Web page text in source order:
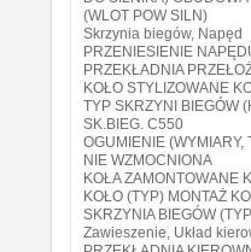
(WLOT POW SILN)
Skrzynia biegów, Napęd
PRZENIESIENIE
PRZEKŁADNIA
KOŁO STYLIZOWANE
TYP SKRZYNI BIEGÓW
SK.BIEG. C550
OGUMIENIE
NIE WZMOCNIONA
KOŁA ZAMONTOWANE
KOŁO (TYP) MONTAŻ
SKRZYNIA BIEGÓW
Zawieszenie, Układ